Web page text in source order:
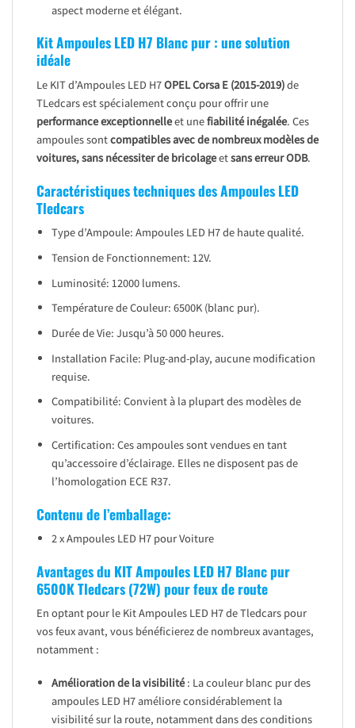
aspect moderne et élégant.
Kit Ampoules LED H7 Blanc pur : une solution
idéale
Le KIT d’Ampoules LED H7OPEL Corsa E (2015-2019)de
TLedcars est spécialement conçu pour offrir une
performance exceptionnelleet unefiabilité inégalée. Ces
ampoules sontcompatibles avec de nombreux modèles de
voitures, sans nécessiter de bricolageetsans erreur ODB.
Caractéristiques techniques des Ampoules LED
Tledcars
Type d’Ampoule: Ampoules LED H7 de haute qualité.
Tension de Fonctionnement: 12V.
Luminosité: 12000 lumens.
Température de Couleur: 6500K (blanc pur).
Durée de Vie: Jusqu’à 50 000 heures.
Installation Facile: Plug-and-play, aucune modification
requise.
Compatibilité: Convient à la plupart des modèles de
voitures.
Certification: Ces ampoules sont vendues en tant
qu’accessoire d’éclairage. Elles ne disposent pas de
l’homologation ECE R37.
Contenu de l’emballage:
2 x Ampoules LED H7 pour Voiture
Avantages du KIT Ampoules LED H7 Blanc pur
6500K Tledcars (72W) pour feux de route
En optant pour le Kit Ampoules LED H7 de Tledcars pour
vos feux avant, vous bénéficierez de nombreux avantages,
notamment :
Amélioration de la visibilité: La couleur blanc pur des
ampoules LED H7 améliore considérablement la
visibilité sur la route, notamment dans des conditions